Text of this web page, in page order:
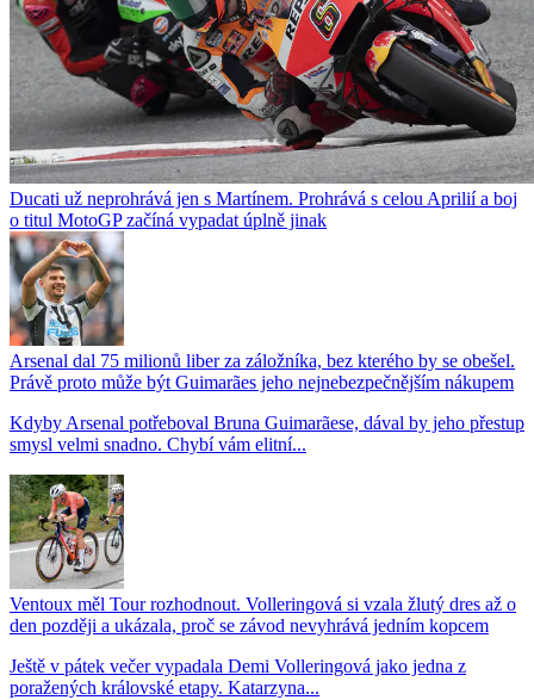
Ducati už neprohrává jen s Martínem. Prohrává s celou Aprilií a boj
o titul MotoGP začíná vypadat úplně jinak
Arsenal dal 75 milionů liber za záložníka, bez kterého by se obešel.
Právě proto může být Guimarães jeho nejnebezpečnějším nákupem
Kdyby Arsenal potřeboval Bruna Guimarãese, dával by jeho přestup
smysl velmi snadno. Chybí vám elitní...
Ventoux měl Tour rozhodnout. Volleringová si vzala žlutý dres až o
den později a ukázala, proč se závod nevyhrává jedním kopcem
Ještě v pátek večer vypadala Demi Volleringová jako jedna z
poražených královské etapy. Katarzyna...